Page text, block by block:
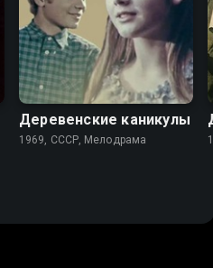
Деревенские каникулы
1969, СССР, Мелодрама